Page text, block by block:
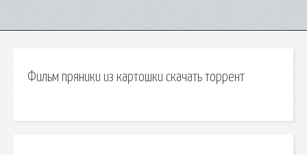
Фильм пряники из картошки скачать торрент